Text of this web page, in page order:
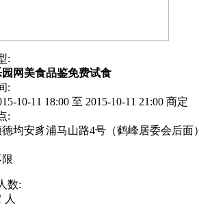
:
园网美食品鉴免费试食
:
10-11 18:00 至 2015-10-11 21:00 商定
:
德均安豸浦马山路4号（鹤峰居委会后面
数:
人